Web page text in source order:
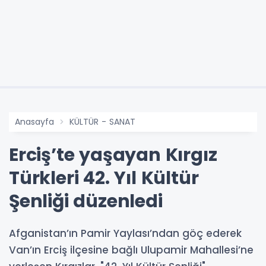
Anasayfa KÜLTÜR - SANAT
Erciş’te yaşayan Kırgız
Türkleri 42. Yıl Kültür
Şenliği düzenledi
Afganistan’ın Pamir Yaylası’ndan göç ederek
Van’ın Erciş ilçesine bağlı Ulupamir Mahallesi’ne